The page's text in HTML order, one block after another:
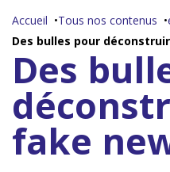
contenu
Accueil Tous nos contenus
Des bulles pour
Des
fake